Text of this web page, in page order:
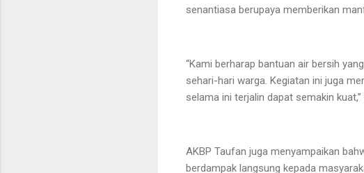
senantiasa berupaya memberikan
“Kami berharap bantuan air bersih
sehari-hari warga. Kegiatan ini juga
selama ini terjalin dapat semakin kuat,”
AKBP Taufan juga menyampaikan
berdampak langsung kepada